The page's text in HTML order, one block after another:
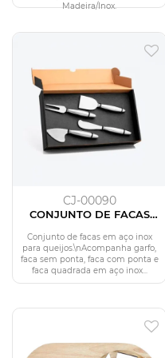
Madeira/Inox.
CJ-00090
CONJUNTO DE FACAS
INOX - 4 PÇS
Conjunto de facas em aço inox
para queijos.\nAcompanha garfo,
faca sem ponta, faca com ponta e
faca quadrada em aço inox...